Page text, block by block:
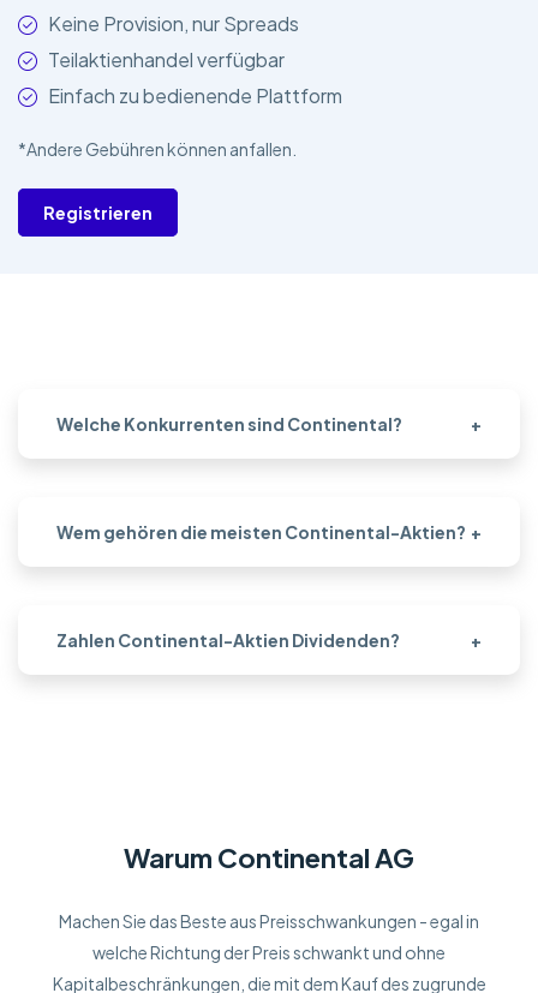
Keine Provision, nur Spreads
Teilaktienhandel verfügbar
Einfach zu bedienende Plattform
*Andere Gebühren können anfallen.
Registrieren
Welche Konkurrenten sind Continental? +
Wem gehören die meisten Continental-Aktien? +
Zahlen Continental-Aktien Dividenden? +
Warum Continental AG
Machen Sie das Beste aus Preisschwankungen - egal in
welche Richtung der Preis schwankt und ohne
Kapitalbeschränkungen, die mit dem Kauf des zugrunde